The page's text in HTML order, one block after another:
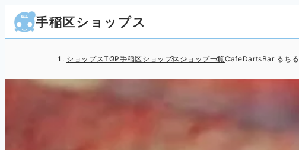
手稲区ショップス
ショップスTOP手稲区ショップスショップ一覧CafeDartsBar るちる